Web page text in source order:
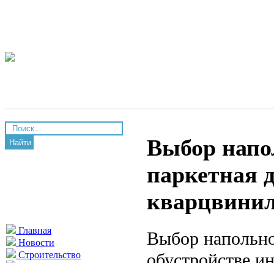
Найти
Главная
Новости
Строительство
Выбор
паркетная
Выбор